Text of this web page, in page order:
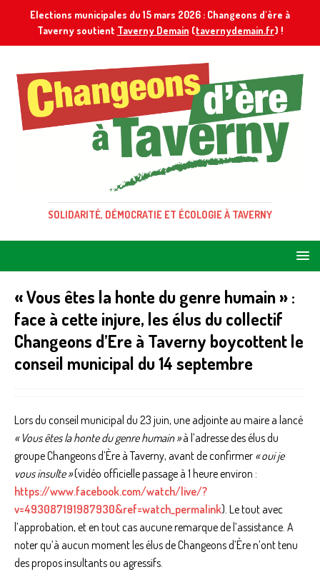
Elections municipales du 15 mars 2026 : Changeons d'ère à
Taverny soutient Taverny Demain (tavernydemain.fr) !
SOLIDARITÉ, DÉMOCRATIE ET ÉCOLOGIE À TAVERNY
« Vous êtes la honte du genre humain » :
face à cette injure, les élus du collectif
Changeons d’Ere à Taverny boycottent le
conseil municipal du 14 septembre
Lors du conseil municipal du 23 juin, une adjointe au maire a lancé
« Vous êtes la honte du genre humain »à l’adresse des élus du
groupe Changeons d’Ère à Taverny, avant de confirmer « oui je
vous insulte »(vidéo officielle passage à 1 heure environ :
https://www.facebook.com/watch/live/?
v=493087191987930&ref=watch_permalink). Le tout avec
l’approbation, et en tout cas aucune remarque de l’assistance. A
noter qu’à aucun moment les élus de Changeons d’Ère n’ont tenu
des propos insultants ou agressifs.